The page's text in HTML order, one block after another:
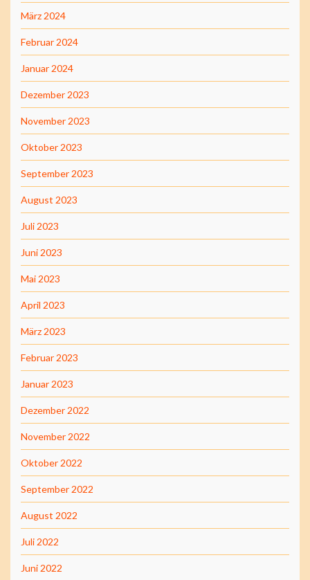
März 2024
Februar 2024
Januar 2024
Dezember 2023
November 2023
Oktober 2023
September 2023
August 2023
Juli 2023
Juni 2023
Mai 2023
April 2023
März 2023
Februar 2023
Januar 2023
Dezember 2022
November 2022
Oktober 2022
September 2022
August 2022
Juli 2022
Juni 2022